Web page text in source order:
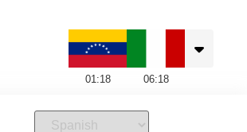
01 :18 06:18